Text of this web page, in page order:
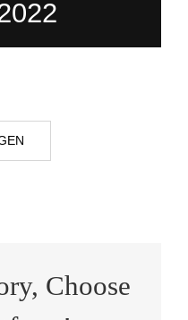
Choose